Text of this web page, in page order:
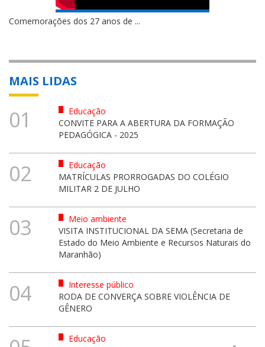
Comemorações dos 27 anos de ...
MAIS LIDAS
01
Educação
CONVITE PARA A ABERTURA DA FORMAÇÃO
PEDAGÓGICA - 2025
02
Educação
MATRÍCULAS PRORROGADAS DO COLÉGIO
MILITAR 2 DE JULHO
03
Meio ambiente
VISITA INSTITUCIONAL DA SEMA (Secretaria de
Estado do Meio Ambiente e Recursos Naturais do
Maranhão)
04
Interesse público
RODA DE CONVERÇA SOBRE VIOLÊNCIA DE
GÊNERO
Educação